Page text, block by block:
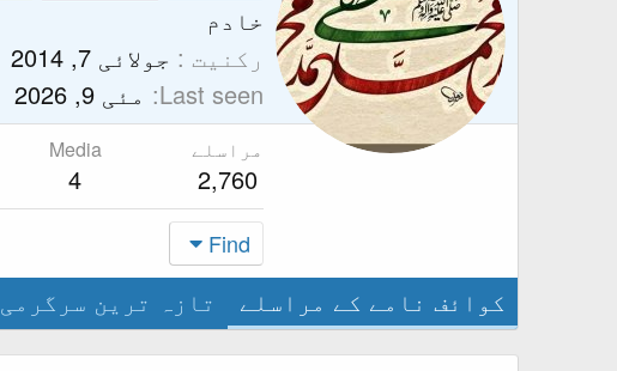
خادم
رکنیت
جولائی 7, 2014
Last seen مئی 9, 2026
مراسلے
2,760
Media
4
Find
کوائف نامے کے مراسلے تازہ ترین سرگرمی